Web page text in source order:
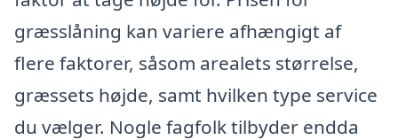
græsslåning kan variere afhængigt af
flere faktorer, såsom arealets størrelse,
græssets højde, samt hvilken type service
du vælger. Nogle fagfolk tilbyder endda